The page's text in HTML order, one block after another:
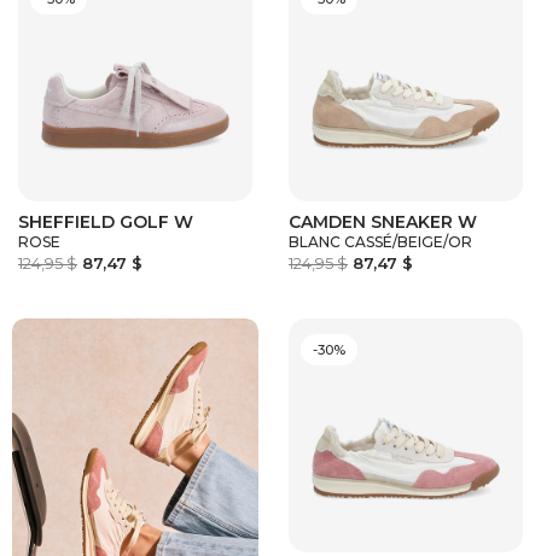
SHEFFIELD GOLF W
ROSE
124,95 $ 87,47 $
CAMDEN SNEAKER W
BLANC CASSÉ/BEIGE/OR
124,95 $ 87,47 $
-30%